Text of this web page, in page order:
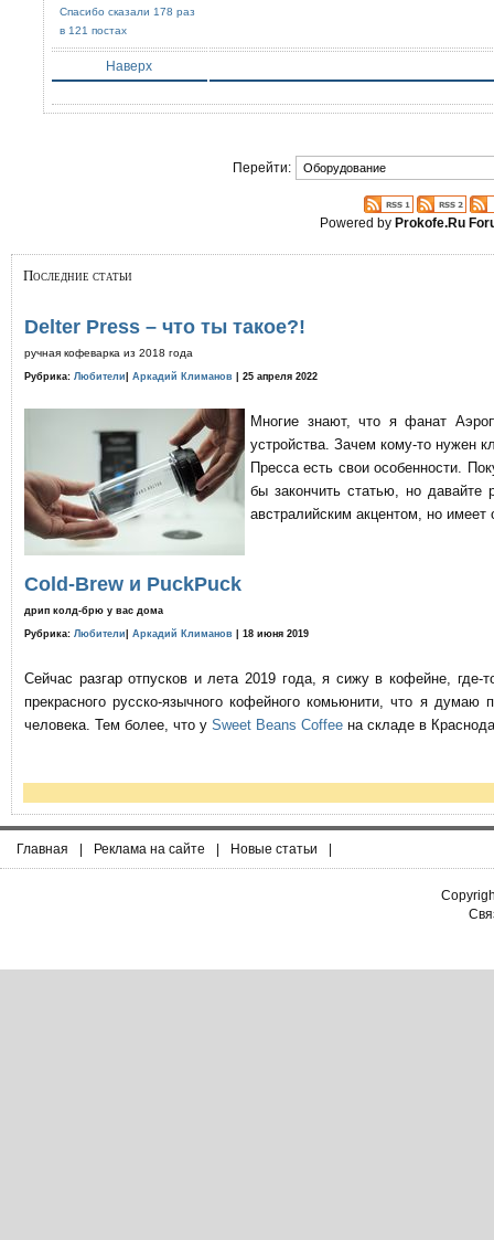
Спасибо сказали 178 раз
в 121 постах
Наверх
Перейти:
Powered byProkofe.Ru
Последние статьи
Delter Press – что ты такое?!
ручная кофеварка из 2018 года
Рубрика: Любители Аркадий Климанов | 25 апреля 2022
Многие знают, что я фанат
устройства. Зачем кому-то нужен
Пресса есть свои особенности.
бы закончить статью, но давайте
австралийским акцентом, но имеет
Cold-Brew и PuckPuck
дрип колд-брю у вас дома
Рубрика: Любители Аркадий Климанов | 18 июня 2019
Сейчас разгар отпусков и лета 2019 года, я сижу в кофейне,
прекрасного русско-язычного кофейного комьюнити, что я
человека. Тем более, что у Sweet Beans Coffee на складе в
Главная | Реклама на сайте | Новые статьи |